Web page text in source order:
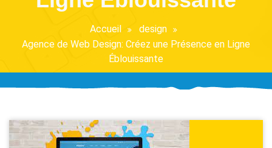
Accueil
design
Agence de Web Design: Créez une Présence en Ligne
Éblouissante